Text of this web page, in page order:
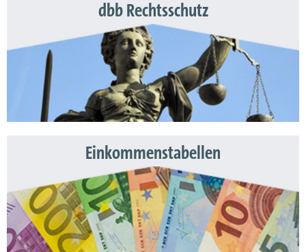
dbb Rechtsschutz
Einkommenstabellen